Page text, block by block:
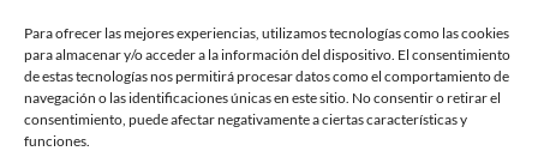
Para ofrecer las mejores experiencias, utilizamos tecnologías como las cookies
para almacenar y/o acceder a la información del dispositivo. El consentimiento
de estas tecnologías nos permitirá procesar datos como el comportamiento de
navegación o las identificaciones únicas en este sitio. No consentir o retirar el
consentimiento, puede afectar negativamente a ciertas características y
funciones.
Fundación Pastor de Estudios Clásicos
Calle Serrano, 107. Madrid, 28006.
915617236